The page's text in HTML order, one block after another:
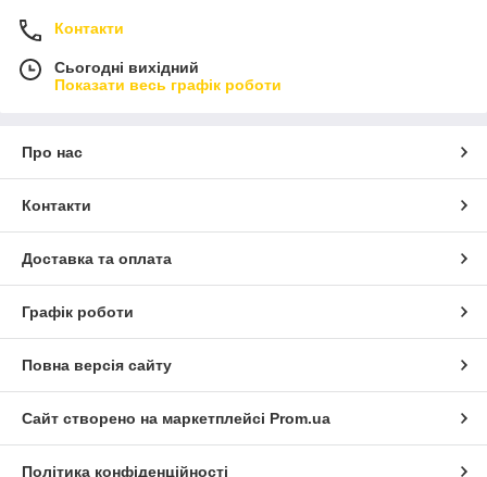
Контакти
Сьогодні вихідний
Показати весь графік роботи
Про нас
Контакти
Доставка та оплата
Графік роботи
Повна версія сайту
Сайт створено на маркетплейсі Prom.ua
Політика конфіденційності